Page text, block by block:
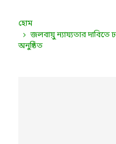
হোম
জলবায়ু ন্যায্যতার দাবিতে
অনুষ্ঠিত